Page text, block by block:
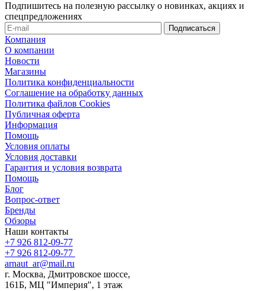
Подпишитесь на полезную рассылку о новинках, акциях и
спецпредложениях
Компания
О компании
Новости
Магазины
Политика конфиденциальности
Соглашение на обработку данных
Политика файлов Cookies
Публичная оферта
Информация
Помощь
Условия оплаты
Условия доставки
Гарантия и условия возврата
Помощь
Блог
Вопрос-ответ
Бренды
Обзоры
Наши контакты
+7 926 812-09-77
+7 926 812-09-77
arnaut_ar@mail.ru
г. Москва, Дмитровское шоссе,
161Б, МЦ "Империя", 1 этаж